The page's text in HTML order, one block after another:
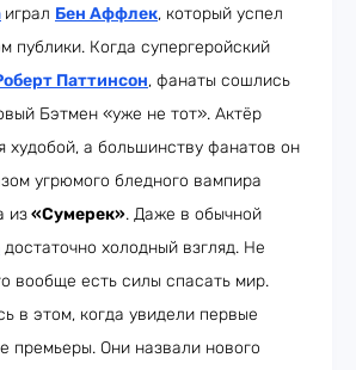
играл Бен Аффлек, который успел
публики. Когда супергеройский
Паттинсон, фанаты сошлись
Бэтмен «уже не тот». Актёр
худобой, а большинству фанатов он
угрюмого бледного вампира
из«Сумерек». Даже в обычной
достаточно холодный взгляд. Не
вообще есть силы спасать мир.
в этом, когда увидели первые
премьеры. Они назвали нового